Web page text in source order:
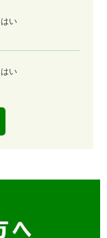
はい
はい